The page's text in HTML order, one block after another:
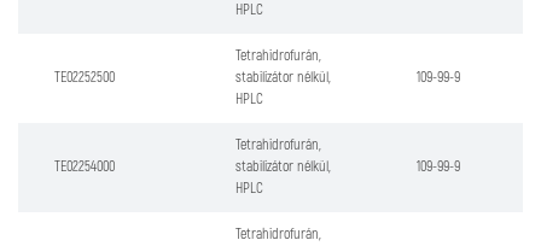
HPLC
TE02252500
Tetrahidrofurán,
stabilizátor nélkül,
HPLC
109-99-9
TE02254000
Tetrahidrofurán,
stabilizátor nélkül,
HPLC
109-99-9
Tetrahidrofurán,